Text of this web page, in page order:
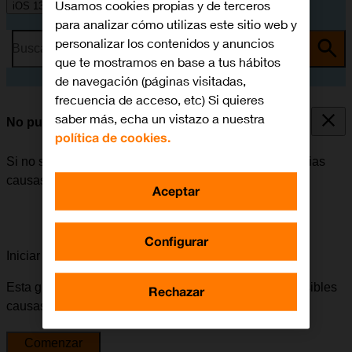
iOS 13.1
Busca por problema o tema
No puedo enviar ni recibir MMS
Si no se puede enviar ni recibir MMS, puede haber varias
causas posibles al problema.
Iniciar la guía para solucionar tu problema
Esta guía te va a conducir a través de una serie de posibles
causas y soluciones al problema.
Comenzar
Usamos cookies propias y de terceros
para analizar cómo utilizas este sitio web y
personalizar los contenidos y anuncios
que te mostramos en base a tus hábitos
de navegación (páginas visitadas,
frecuencia de acceso, etc) Si quieres
saber más, echa un vistazo a nuestra
política de cookies.
Configurar
Rechazar
Aceptar